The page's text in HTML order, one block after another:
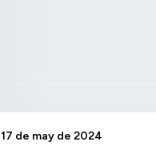
17 de may de 2024